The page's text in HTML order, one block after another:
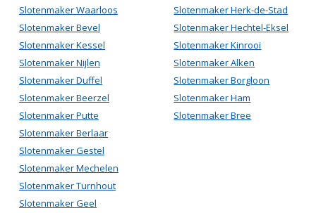
Slotenmaker Waarloos
Slotenmaker Bevel
Slotenmaker Kessel
Slotenmaker Nijlen
Slotenmaker Duffel
Slotenmaker Beerzel
Slotenmaker Putte
Slotenmaker Berlaar
Slotenmaker Gestel
Slotenmaker Mechelen
Slotenmaker Turnhout
Slotenmaker Geel
Slotenmaker Herk-de-Stad
Slotenmaker Hechtel-Eksel
Slotenmaker Kinrooi
Slotenmaker Alken
Slotenmaker Borgloon
Slotenmaker Ham
Slotenmaker Bree